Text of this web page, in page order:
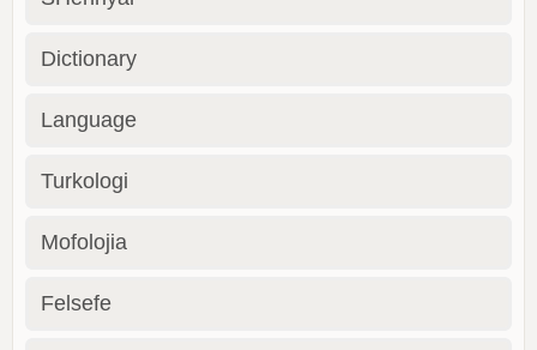
Dictionary
Language
Turkologi
Mofolojia
Felsefe